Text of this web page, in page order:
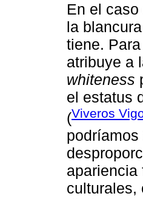
En el
la
tiene.
atribuye a
whiteness
el estatus
(Viveros
podríamos
apariencia
culturales,